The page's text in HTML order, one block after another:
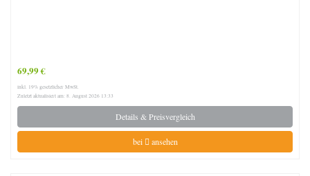
69,99 €
inkl. 19% gesetzlicher MwSt.
Zuletzt aktualisiert am: 8. August 2026 13:33
Details & Preisvergleich
bei ansehen